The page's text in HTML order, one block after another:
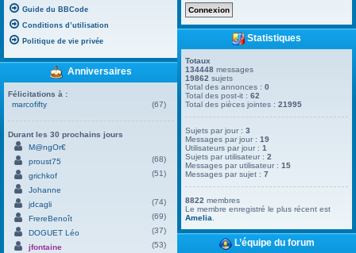
Guide du BBCode
Conditions d’utilisation
Politique de vie privée
Anniversaires
Félicitations à :
marcofifty
(67)
Durant les 30 prochains jours
M@ngOr€
proust75
(68)
grichkof
(51)
Johanne
jdcagli
(74)
FrereBenoît
(69)
DOGUET Léo
(37)
jfontaine
(53)
Statistiques
Totaux
134448 messages
19862 sujets
Total des annonces :0
Total des post-it :62
Total des pièces jointes :21995
Sujets par jour :3
Messages par jour :19
Utilisateurs par jour :1
Sujets par utilisateur :2
Messages par utilisateur :15
Messages par sujet :7
8822 membres
Le membre enregistré le plus récent est
Amelia
L’équipe du forum